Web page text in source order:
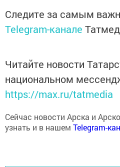
Следите за самым
Telegram-канале
Читайте новости
национальном
https://max.ru/tatmedia
Сейчас новости Арска и
узнать и в нашемTelegram-